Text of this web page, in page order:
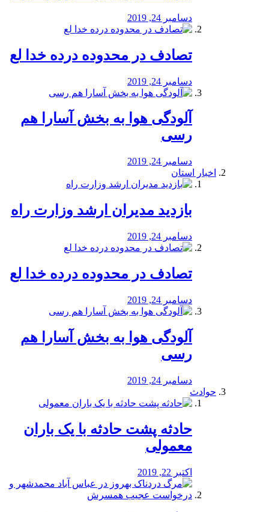
دسامبر 24, 2019
تصادف در محدوده درده خدا لع
دسامبر 24, 2019
آلودگی هوا به بخش آسارا هم
رسی
دسامبر 24, 2019
اخبار استان
بازدید مدیران ارشد وزارت راه
دسامبر 24, 2019
تصادف در محدوده درده خدا لع
دسامبر 24, 2019
آلودگی هوا به بخش آسارا هم
رسی
دسامبر 24, 2019
حوادث
️حادثه پشت حادثه با یک باران
معمولی
اکتبر 22, 2019